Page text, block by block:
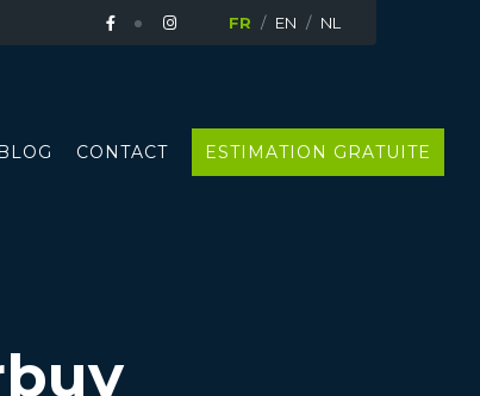
FR EN NL
BLOG CONTACT ESTIMATION GRATUITE